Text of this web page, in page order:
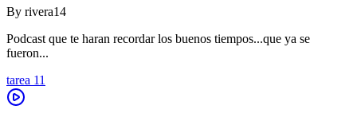
By rivera14
Podcast que te haran recordar los buenos tiempos...que ya se
fueron...
tarea 11